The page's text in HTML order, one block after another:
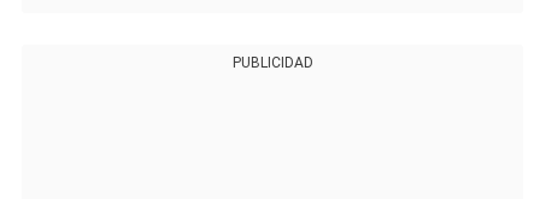
PUBLICIDAD